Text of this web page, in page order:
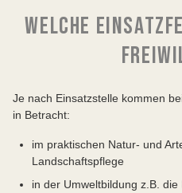
WELCHE
Je nach Einsatzstelle kommen
in Betracht:
im praktischen Natur- und
Landschaftspflege
in der Umweltbildung z.B.